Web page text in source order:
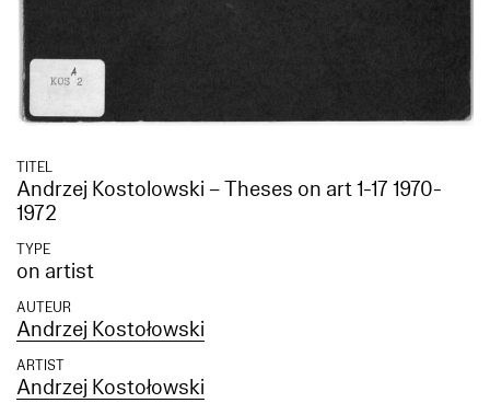
TITEL
Andrzej Kostolowski – Theses on art 1-17 1970-
1972
TYPE
on artist
AUTEUR
Andrzej Kostołowski
ARTIST
Andrzej Kostołowski